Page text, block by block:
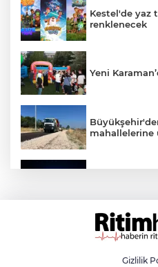
Kestel'de yaz
renklenecek
Yeni
mahallelerine
Aslı
unutulmaz
Gizlilik